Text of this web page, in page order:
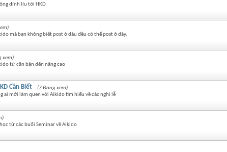
dính líu tới HKD
mà bạn không biết post ở đâu đều có thể post ở đây.
xem)
từ căn bản đến nâng cao
Cần Biết
(7 Đang xem)
ai mới làm quen với Aikido tìm hiểu về các nghi lễ
từ các buổi Seminar về Aikido